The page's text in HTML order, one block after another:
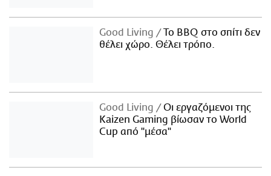
Good Living
Το BBQ στο σπίτι δεν
θέλει χώρο. Θέλει τρόπο.
Good Living
Οι εργαζόμενοι της
Kaizen Gaming βίωσαν το World
Cup από "μέσα"